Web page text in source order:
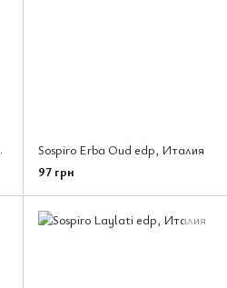
Sospiro Erba Oud edp, Италия
97 грн